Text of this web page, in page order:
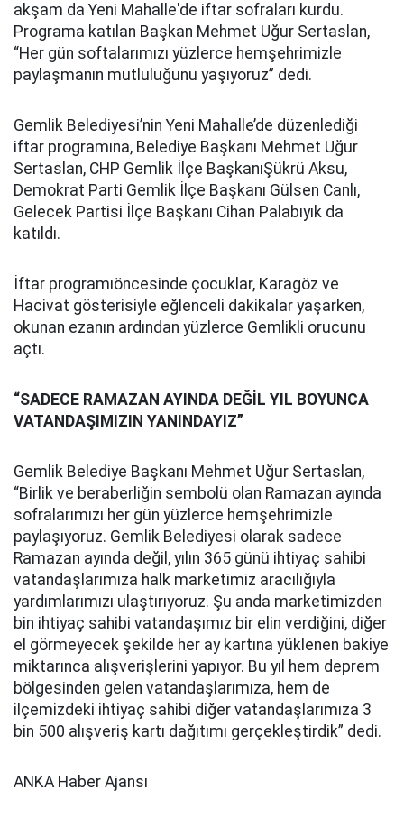
akşam da Yeni Mahalle'de iftar sofraları kurdu.
Programa katılan Başkan Mehmet Uğur Sertaslan,
“Her gün softalarımızı yüzlerce hemşehrimizle
paylaşmanın mutluluğunu yaşıyoruz” dedi.
Gemlik Belediyesi’nin Yeni Mahalle’de düzenlediği
iftar programına, Belediye Başkanı Mehmet Uğur
Sertaslan, CHP Gemlik İlçe BaşkanıŞükrü Aksu,
Demokrat Parti Gemlik İlçe Başkanı Gülsen Canlı,
Gelecek Partisi İlçe Başkanı Cihan Palabıyık da
katıldı.
İftar programıöncesinde çocuklar, Karagöz ve
Hacivat gösterisiyle eğlenceli dakikalar yaşarken,
okunan ezanın ardından yüzlerce Gemlikli orucunu
açtı.
“SADECE RAMAZAN AYINDA DEĞİL YIL BOYUNCA
VATANDAŞIMIZIN YANINDAYIZ”
Gemlik Belediye Başkanı Mehmet Uğur Sertaslan,
“Birlik ve beraberliğin sembolü olan Ramazan ayında
sofralarımızı her gün yüzlerce hemşehrimizle
paylaşıyoruz. Gemlik Belediyesi olarak sadece
Ramazan ayında değil, yılın 365 günü ihtiyaç sahibi
vatandaşlarımıza halk marketimiz aracılığıyla
yardımlarımızı ulaştırıyoruz. Şu anda marketimizden
bin ihtiyaç sahibi vatandaşımız bir elin verdiğini, diğer
el görmeyecek şekilde her ay kartına yüklenen bakiye
miktarınca alışverişlerini yapıyor. Bu yıl hem deprem
bölgesinden gelen vatandaşlarımıza, hem de
ilçemizdeki ihtiyaç sahibi diğer vatandaşlarımıza 3
bin 500 alışveriş kartı dağıtımı gerçekleştirdik” dedi.
ANKA Haber Ajansı